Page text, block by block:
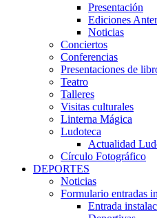
Presentación
Ediciones
Noticias
Conciertos
Conferencias
Presentaciones de
Teatro
Talleres
Visitas culturales
Linterna Mágica
Ludoteca
Actualidad
Círculo Fotográfico
DEPORTES
Noticias
Formulario entradas
Entrada